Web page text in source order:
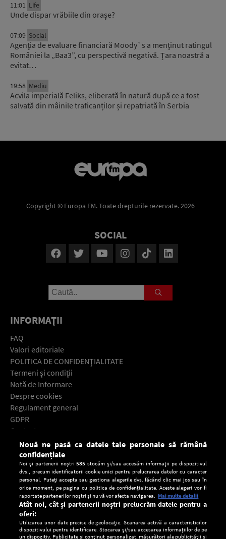
11:01 Life
Unde dispar vrăbiile din orașe?
07:09 Social
Agenția de evaluare financiară Moody`s a menținut ratingul
României la „Baa3”, cu perspectivă negativă. Țara noastră a
evitat…
19:58 Mediu
Acvila imperială Feliks, eliberată în natură după ce a fost
salvată din mâinile traficanților și repatriată în Serbia
Copyright © Europa FM. Toate drepturile rezervate. 2026
SOCIAL
INFORMAŢII
FAQ
Valori editoriale
POLITICA DE CONFIDENŢIALITATE
Termeni şi condiţii
Notă de Informare
Despre cookies
Regulament general
GDPR
Contact
Descarcă gratuit aplicaţia Europa FM pentru smartphone:
Nouă ne pasă ca datele tale personale să rămână
confidențiale
Noi și partenerii noștri585 stocăm și/sau accesăm informații pe dispozitivul
dvs., precum identificatorii cookie unici pentru prelucrarea datelor cu caracter
personal. Puteți accepta sau gestiona alegerile dvs. făcând clic mai jos sau în
orice moment, pe pagina cu politica de confidențialitate. Aceste alegeri vor fi
raportate partenerilor noștri și nu vă vor afecta navigarea. Mai multe detalii
Atât noi, cât și partenerii noștri prelucrăm datele pentru a
oferi:
Utilizarea unor date precise de geolocație. Scanarea activă a caracteristicilor
dispozitivului pentru identificare. Stocarea și/sau accesarea informațiilor de pe
un dispozitiv. Publicitate și conținut personalizat, măsurători ale publicității și